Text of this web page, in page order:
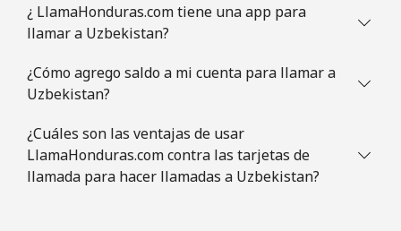
¿ LlamaHonduras.com tiene una app para
llamar a Uzbekistan?
¿Cómo agrego saldo a mi cuenta para llamar a
Uzbekistan?
¿Cuáles son las ventajas de usar
LlamaHonduras.com contra las tarjetas de
llamada para hacer llamadas a Uzbekistan?